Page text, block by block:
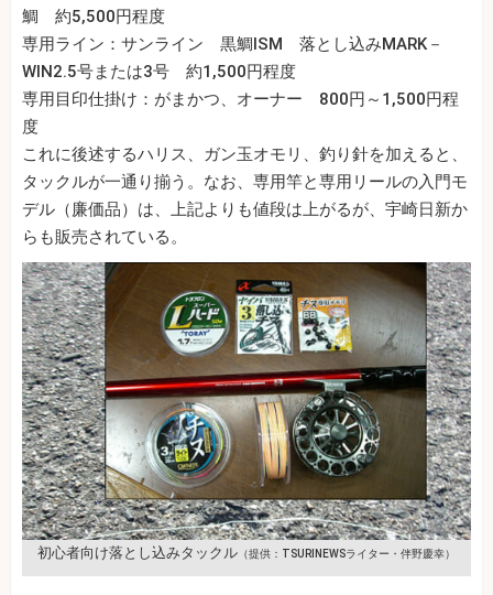
鯛 約5,500円程度
専用ライン：サンライン 黒鯛ISM 落とし込みMARK－
WIN2.5号または3号 約1,500円程度
専用目印仕掛け：がまかつ、オーナー 800円～1,500円程
度
これに後述するハリス、ガン玉オモリ、釣り針を加えると、
タックルが一通り揃う。なお、専用竿と専用リールの入門モ
デル（廉価品）は、上記よりも値段は上がるが、宇崎日新か
らも販売されている。
初心者向け落とし込みタックル （提供：TSURINEWSライター・伴野慶幸）